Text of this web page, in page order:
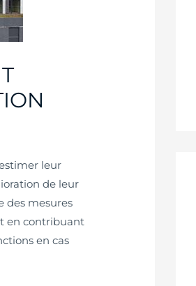
leur
de leur
des mesures
en contribuant
en cas